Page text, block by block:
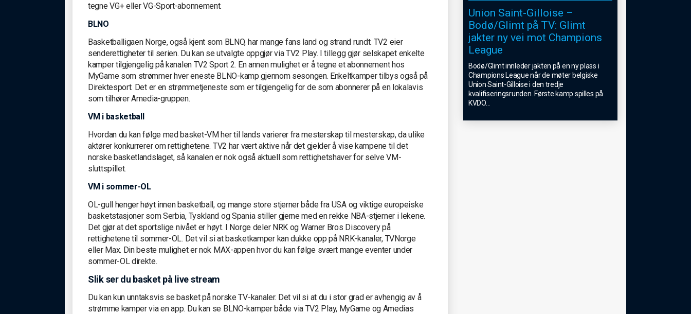
tegne VG+ eller VG-Sport-abonnement.
BLNO
Basketballigaen Norge, også kjent som BLNO, har mange fans land og strand rundt. TV2 eier
senderettigheter til serien. Du kan se utvalgte oppgjør via TV2 Play. I tillegg gjør selskapet enkelte
kamper tilgjengelig på kanalen TV2 Sport 2. En annen mulighet er å tegne et abonnement hos
MyGame som strømmer hver eneste BLNO-kamp gjennom sesongen. Enkeltkamper tilbys også på
Direktesport. Det er en strømmetjeneste som er tilgjengelig for de som abonnerer på en lokalavis
som tilhører Amedia-gruppen.
VM i basketball
Hvordan du kan følge med basket-VM her til lands varierer fra mesterskap til mesterskap, da ulike
aktører konkurrerer om rettighetene. TV2 har vært aktive når det gjelder å vise kampene til det
norske basketlandslaget, så kanalen er nok også aktuell som rettighetshaver for selve VM-
sluttspillet.
VM i sommer-OL
OL-gull henger høyt innen basketball, og mange store stjerner både fra USA og viktige europeiske
basketstasjoner som Serbia, Tyskland og Spania stiller gjerne med en rekke NBA-stjerner i lekene.
Det gjør at det sportslige nivået er høyt. I Norge deler NRK og Warner Bros Discovery på
rettighetene til sommer-OL. Det vil si at basketkamper kan dukke opp på NRK-kanaler, TVNorge
eller Max. Din beste mulighet er nok MAX-appen hvor du kan følge svært mange eventer under
sommer-OL direkte.
Slik ser du basket på live stream
Du kan kun unntaksvis se basket på norske TV-kanaler. Det vil si at du i stor grad er avhengig av å
strømme kamper via en app. Du kan se BLNO-kamper både via TV2 Play, MyGame og Amedias
Union Saint-Gilloise –
Bodø/Glimt på TV: Glimt
jakter ny vei mot Champions
League
Bodø/Glimt innleder jakten på en ny plass i
Champions League når de møter belgiske
Union Saint-Gilloise i den tredje
kvalifiseringsrunden. Første kamp spilles på
KVDO...